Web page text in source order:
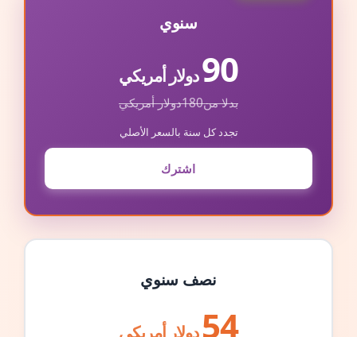
سنوي
90دولار أمريكي
بدلا من180دولار أمريكي
تجدد كل سنة بالسعر الأصلي
اشترك
نصف سنوي
54 دولار أمريكي